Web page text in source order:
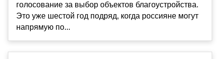
голосование за выбор объектов благоустройства.
Это уже шестой год подряд, когда россияне могут
напрямую по...